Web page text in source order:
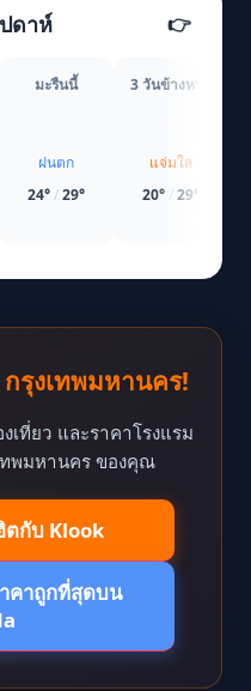
ดาห์ 👉
มะรืนนี้
ฝนตก
24°/29°
3 วันข้างหน้า
แจ่มใส
20° /29°
รุงเทพมหานคร!
ที่ยว และราคาโรงแรม
พมหานคร ของคุณ
ตกับ Klook
คาถูกที่สุดบน